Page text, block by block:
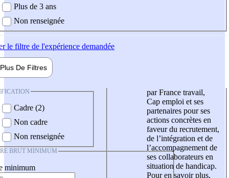
Plus de 3 ans
Non renseignée
le filtre de l'expérience demandée
Plus De Filtres
Cadre (2)
Non cadre
Non renseignée
BRUT MINIMUM
minimum
par France travail,
Cap emploi et ses
partenaires pour ses
actions concrètes en
faveur du recrutement,
de l’intégration et de
l’accompagnement de
ses collaborateurs en
situation de handicap.
Pour en savoir plus,